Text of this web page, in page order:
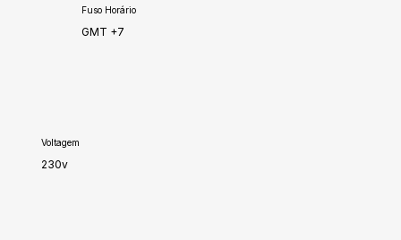
Fuso Horário
GMT +7
Voltagem
230v